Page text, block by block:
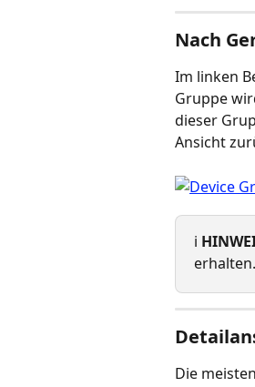
Nach
Im linken
Gruppe
dieser
Ansicht
ℹ️
erhalten.
Die